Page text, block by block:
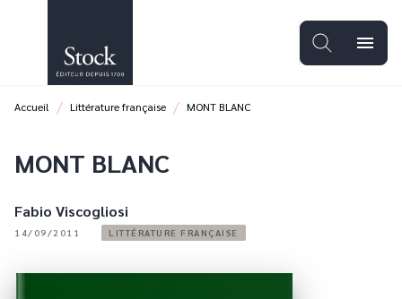
PIED DE PAGE
menu
Accueil / Littérature française / MONT BLANC
MONT BLANC
Fabio Viscogliosi
14/09/2011 LITTÉRATURE FRANÇAISE